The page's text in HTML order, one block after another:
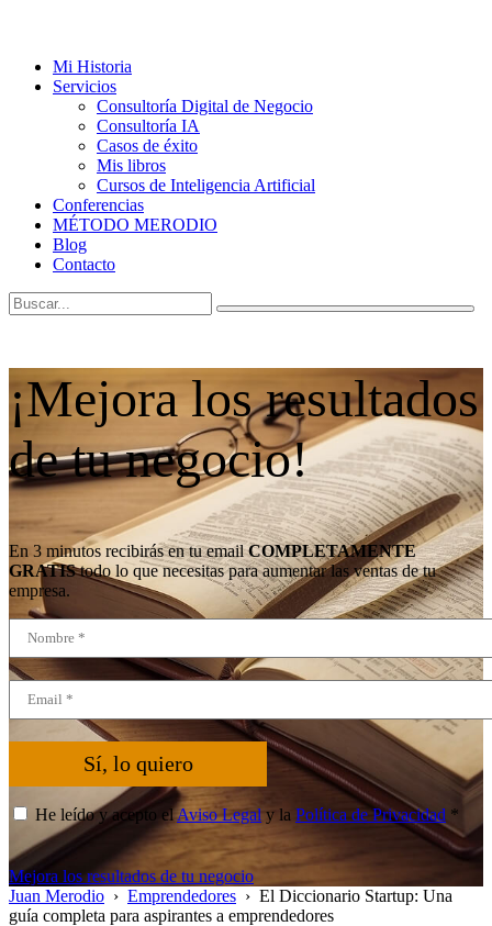
Mi Historia
Servicios
Consultoría Digital de Negocio
Consultoría IA
Casos de éxito
Mis libros
Cursos de Inteligencia Artificial
Conferencias
MÉTODO MERODIO
Blog
Contacto
¡Mejora los resultados
de tu negocio!
En 3 minutos recibirás en tu emailCOMPLETAMENTE
GRATIStodo lo que necesitas para aumentar las ventas de tu
empresa.
Sí, lo quiero
He leído y acepto elAviso Legal y la Política de Privacidad *
Mejora los resultados de tu negocio
Juan Merodio › Emprendedores › El Diccionario Startup: Una
guía completa para aspirantes a emprendedores